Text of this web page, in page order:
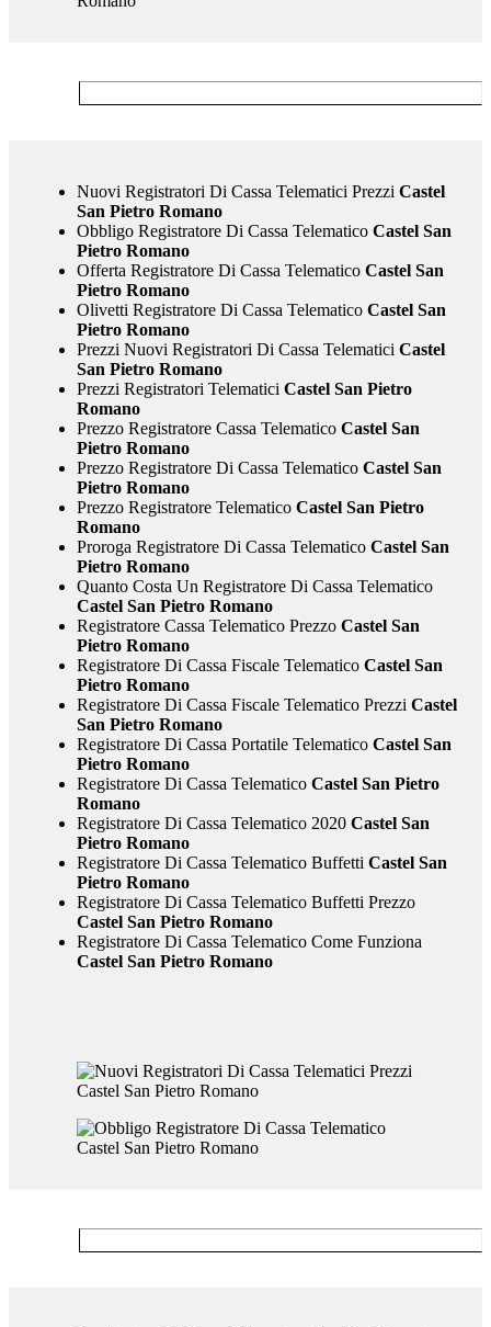
Nuovi Registratori Di Cassa Telematici Prezzi Castel
San Pietro Romano
Obbligo Registratore Di Cassa TelematicoCastel San
Pietro Romano
Offerta Registratore Di Cassa TelematicoCastel San
Pietro Romano
Olivetti Registratore Di Cassa TelematicoCastel San
Pietro Romano
Prezzi Nuovi Registratori Di Cassa Telematici Castel
San Pietro Romano
Prezzi Registratori Telematici Castel San Pietro
Romano
Prezzo Registratore Cassa TelematicoCastel San
Pietro Romano
Prezzo Registratore Di Cassa TelematicoCastel San
Pietro Romano
Prezzo Registratore TelematicoCastel San Pietro
Romano
Proroga Registratore Di Cassa TelematicoCastel San
Pietro Romano
Quanto Costa Un Registratore Di Cassa Telematico
Castel San Pietro Romano
Registratore Cassa Telematico PrezzoCastel San
Pietro Romano
Registratore Di Cassa Fiscale TelematicoCastel San
Pietro Romano
Registratore Di Cassa Fiscale Telematico Prezzi Castel
San Pietro Romano
Registratore Di Cassa Portatile TelematicoCastel San
Pietro Romano
Registratore Di Cassa TelematicoCastel San Pietro
Romano
Registratore Di Cassa Telematico 2020Castel San
Pietro Romano
Registratore Di Cassa Telematico Buffetti Castel San
Pietro Romano
Registratore Di Cassa Telematico Buffetti Prezzo
Castel San Pietro Romano
Registratore Di Cassa Telematico Come Funziona
Castel San Pietro Romano